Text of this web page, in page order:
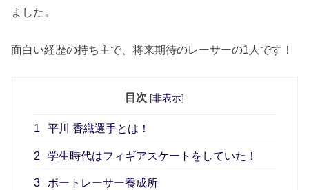
ました。
面白い経歴の持ち主で、将来期待のレーサーの1人です！
目次 [非表示]
1 平川 香織選手とは！
2 学生時代はフィギアスケートをしていた！
3 ボートレーサー養成所